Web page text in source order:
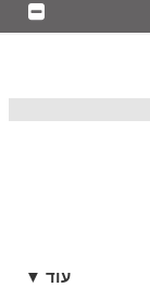
הוילה הוא
סרטים,
ופינת אוכל
מיקרוגל,
והגשה, בקבוק
עוד ▼